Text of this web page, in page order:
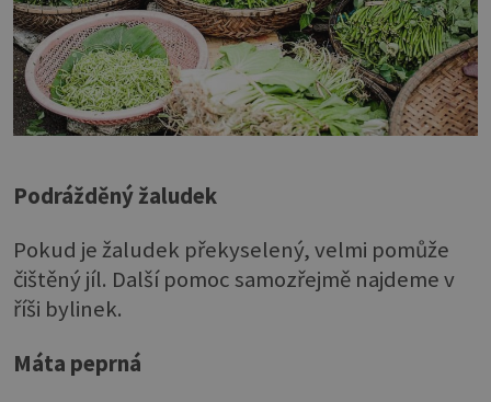
Podrážděný žaludek
Pokud je žaludek překyselený, velmi pomůže
čištěný jíl. Další pomoc samozřejmě najdeme v
říši bylinek.
Máta peprná